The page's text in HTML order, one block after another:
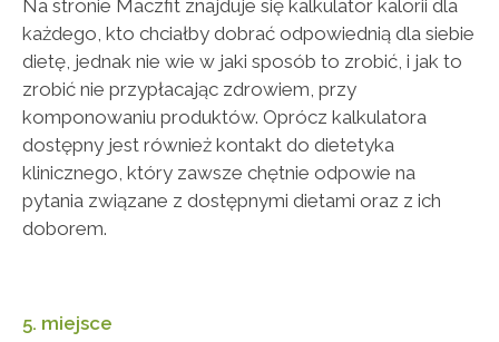
Na stronie Maczfit znajduje się kalkulator kalorii dla
każdego, kto chciałby dobrać odpowiednią dla siebie
dietę, jednak nie wie w jaki sposób to zrobić, i jak to
zrobić nie przypłacając zdrowiem, przy
komponowaniu produktów. Oprócz kalkulatora
dostępny jest również kontakt do dietetyka
klinicznego, który zawsze chętnie odpowie na
pytania związane z dostępnymi dietami oraz z ich
doborem.
5. miejsce